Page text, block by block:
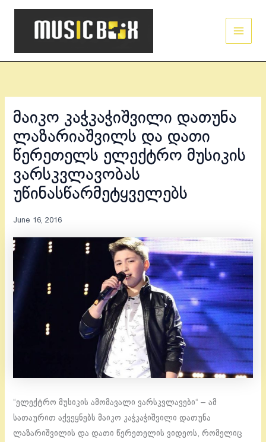
Skip
მაიკო კაჭკაჭიშვილი დათუნა
ლაზარიაშვილს და დათი
წერეთელს ელექტრო მუსიკის
ვარსკვლავობას
უწინასწარმეტყველებს
June 16, 2016
“ელექტრო მუსიკის ამომავალი ვარსკვლავები“ – ამ
სათაურით აქვეყნებს მაიკო კაჭკაჭიშვილი დათუნა
ლაზარიშვილის და დათი წერეთელის ვიდეოს, რომელიც